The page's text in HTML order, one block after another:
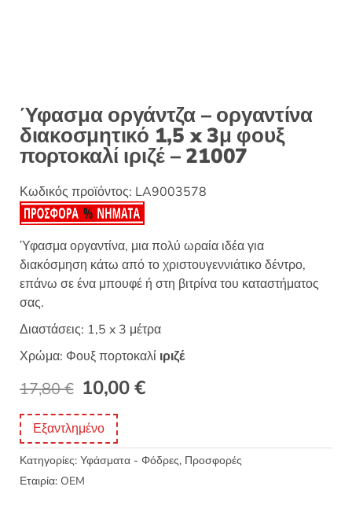
Ύφασμα οργάντζα – οργαντίνα
διακοσμητικό 1,5 x 3μ φουξ
πορτοκαλί ιριζέ – 21007
Κωδικός προϊόντος: LA9003578
Ύφασμα οργαντίνα, μια πολύ ωραία ιδέα για
διακόσμηση κάτω από το χριστουγεννιάτικο δέντρο,
επάνω σε ένα μπουφέ ή στη βιτρίνα του καταστήματος
σας.
Διαστάσεις: 1,5 x 3 μέτρα
Χρώμα: Φουξ πορτοκαλί ιριζέ
17,80€ Original
price
was:
17,80 €.
10,00€Η
τιμή
είναι:
Εξαντλημένο
Κατηγορίες: Υφάσματα - Φόδρες, Προσφορές
Εταιρία: OEM